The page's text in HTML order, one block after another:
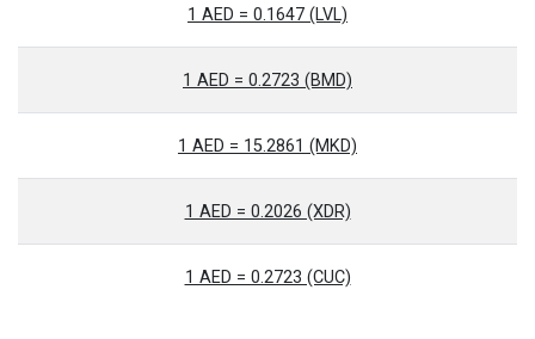
1 AED = 0.1647 (LVL)
1 AED = 0.2723 (BMD)
1 AED = 15.2861 (MKD)
1 AED = 0.2026 (XDR)
1 AED = 0.2723 (CUC)